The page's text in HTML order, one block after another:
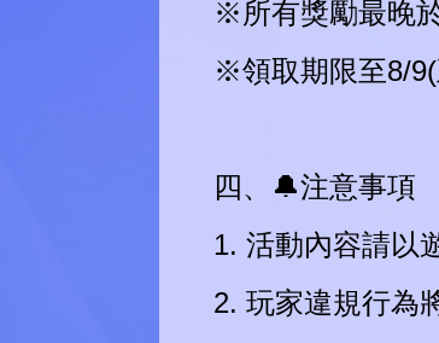
※所有獎勵最晚
※領取期限至8/
四、🔔注意事項
1. 活動內容請以
2. 玩家違規行為